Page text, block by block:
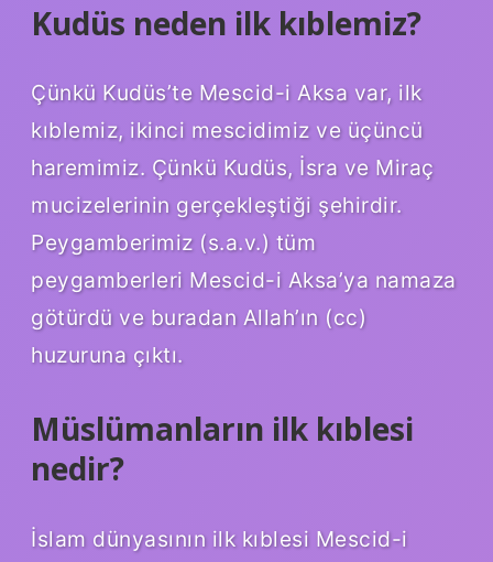
Kudüs neden ilk kıblemiz?
Çünkü Kudüs’te Mescid-i Aksa var, ilk
kıblemiz, ikinci mescidimiz ve üçüncü
haremimiz. Çünkü Kudüs, İsra ve Miraç
mucizelerinin gerçekleştiği şehirdir.
Peygamberimiz (s.a.v.) tüm
peygamberleri Mescid-i Aksa’ya namaza
götürdü ve buradan Allah’ın (cc)
huzuruna çıktı.
Müslümanların ilk kıblesi
nedir?
İslam dünyasının ilk kıblesi Mescid-i